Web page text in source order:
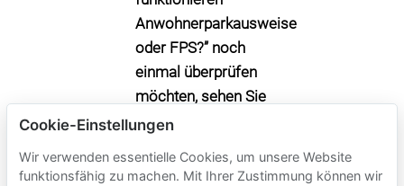
Anwohnerparkausweise
oder FPS?” noch
einmal überprüfen
möchten, sehen Sie
sich die FAQ unten
Cookie-Einstellungen
Wir verwenden essentielle Cookies, um unsere Website
funktionsfähig zu machen. Mit Ihrer Zustimmung können wir